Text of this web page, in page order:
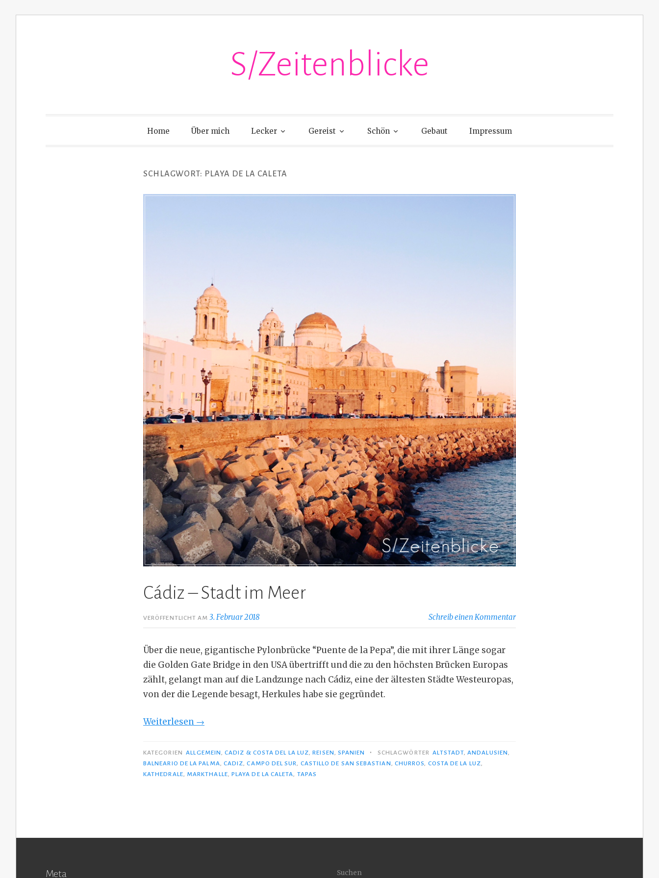
S/Zeitenblicke
Home Über mich Lecker Gereist Schön Gebaut Impressum
SCHLAGWORT: PLAYA DE LA CALETA
Cádiz – Stadt im Meer
VERÖFFENTLICHT AM3. Februar 2018 Schreib einen Kommentar
Über die neue, gigantische Pylonbrücke “Puente de la Pepa”, die mit ihrer Länge sogar
die Golden Gate Bridge in den USA übertrifft und die zu den höchsten Brücken Europas
zählt, gelangt man auf die Landzunge nach Cádiz, eine der ältesten Städte Westeuropas,
von der die Legende besagt, Herkules habe sie gegründet.
Weiterlesen „Cádiz
Stadt
im
Meer“
→
KATEGORIEN ALLGEMEIN,CADIZ & COSTA DEL LA LUZ,REISEN, SPANIEN • SCHLAGWÖRTER ALTSTADT,ANDALUSIEN,
BALNEARIO DE LA PALMA, CADIZ,CAMPO DEL SUR, CASTILLO DE SAN SEBASTIAN, CHURROS, COSTA DE LA LUZ,
KATHEDRALE, MARKTHALLE, PLAYA DE LA CALETA, TAPAS
Meta Suchen